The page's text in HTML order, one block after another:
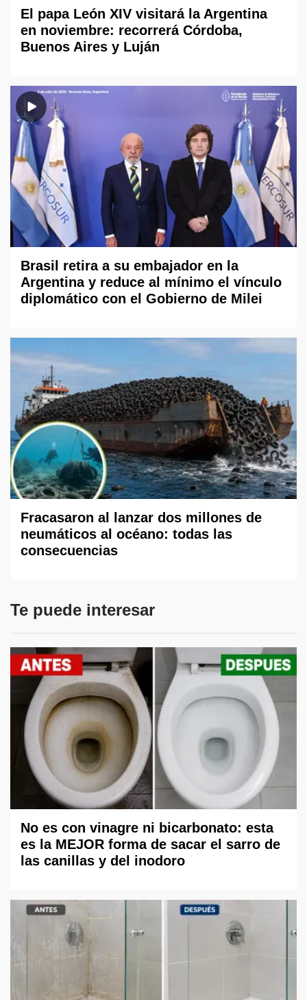
El papa León XIV visitará la Argentina
en noviembre: recorrerá Córdoba,
Buenos Aires y Luján
Brasil retira a su embajador en la
Argentina y reduce al mínimo el vínculo
diplomático con el Gobierno de Milei
Fracasaron al lanzar dos millones de
neumáticos al océano: todas las
consecuencias
Te puede interesar
No es con vinagre ni bicarbonato: esta
es la MEJOR forma de sacar el sarro de
las canillas y del inodoro